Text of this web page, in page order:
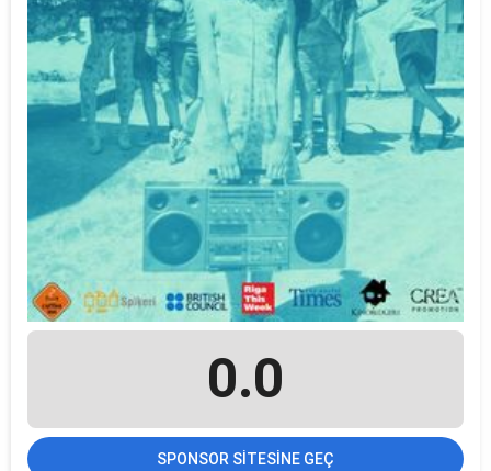
0.0
SPONSOR SITESINE GEÇ